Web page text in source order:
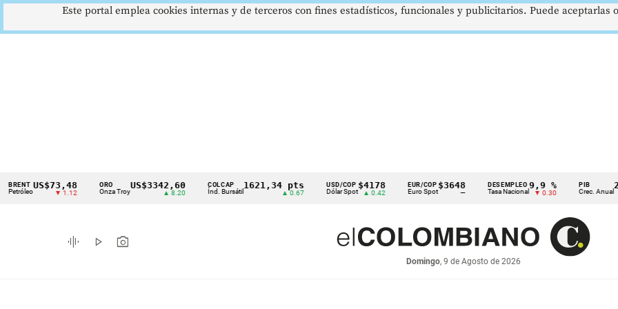
Cintillo
indicadores
económicos
US$73,48
▼ 1.12
ORO
Onza Troy
US$3342,60 COLCAP
Índ. Bursátil
1621,34 pts USD/COP
Dólar Spot
$4178
▲ 0.42
EUR/COP
Euro Spot
$3648
—
DESEMPLEO
Tasa Nacional
9,9 %
▼ 0.30
PIB
Crec. Anual
2,8 %
▲ 0.10
graphic_eq play_arrow photo_camera
Domingo, 9 de Agosto de 2026
Este portal emplea cookies internas y de terceros con fines estadísticos, funcionales y publicitarios. Puede aceptarlas